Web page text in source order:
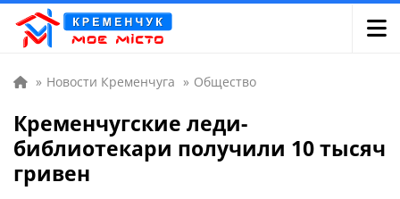
» Новости Кременчуга » Общество
Кременчугские леди-
библиотекари получили 10 тысяч
гривен